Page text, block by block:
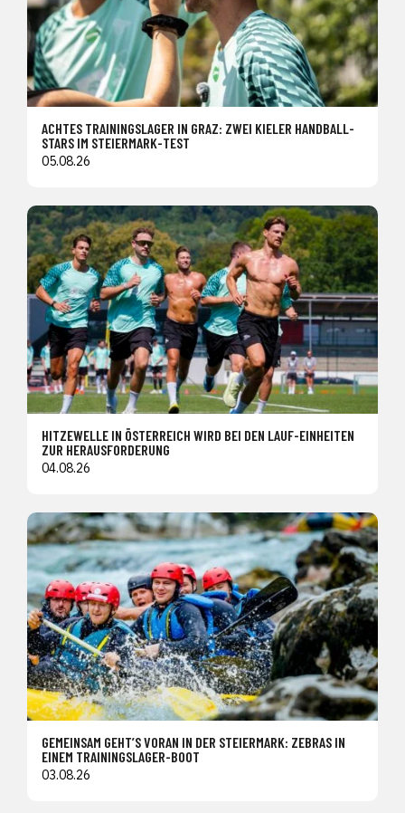
ACHTES TRAININGSLAGER IN GRAZ: ZWEI KIELER HANDBALL-
STARS IM STEIERMARK-TEST
05.08.26
HITZEWELLE IN ÖSTERREICH WIRD BEI DEN LAUF-EINHEITEN
ZUR HERAUSFORDERUNG
04.08.26
GEMEINSAM GEHT’S VORAN IN DER STEIERMARK: ZEBRAS IN
EINEM TRAININGSLAGER-BOOT
03.08.26